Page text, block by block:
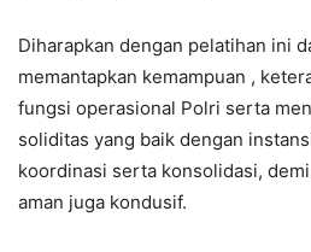
Diharapkan dengan pelatihan ini
memantapkan kemampuan ,
fungsi operasional Polri serta
soliditas yang baik dengan
koordinasi serta konsolidasi,
aman juga kondusif.